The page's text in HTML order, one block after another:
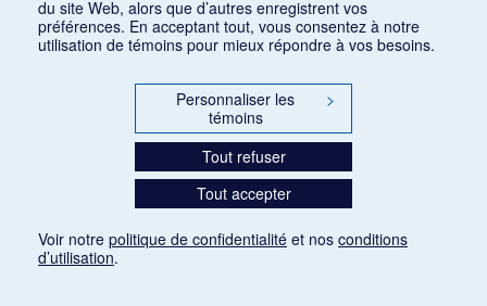
du site Web, alors que d’autres enregistrent vos
préférences. En acceptant tout, vous consentez à notre
utilisation de témoins pour mieux répondre à vos besoins.
Personnaliser les
témoins
>
Tout refuser
Tout accepter
Voir notre politique de confidentialité et nos conditions
d’utilisation.